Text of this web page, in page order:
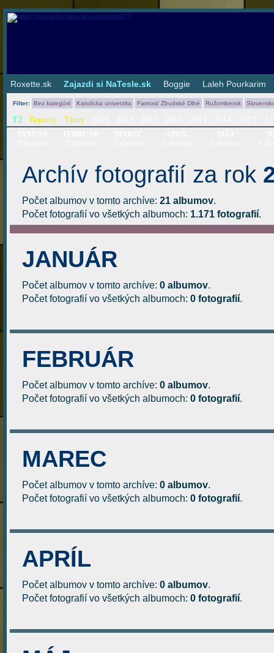
Roxette.sk | Zajazdi si NaTesle.sk | Boggie | Laleh Pourkarim
Filter: Bez kategórií Katolícka univerzita Farnosť Zbudské Dlhé Ružomberok
T2 Reporty Témy
Archív fotografií za rok
Počet albumov v tomto archíve: 21 albumov.
Počet fotografií vo všetkých albumoch: 1.171 fotografií.
JANUÁR
Počet albumov v tomto archíve: 0 albumov.
Počet fotografií vo všetkých albumoch: 0 fotografií.
FEBRUÁR
Počet albumov v tomto archíve: 0 albumov.
Počet fotografií vo všetkých albumoch: 0 fotografií.
MAREC
Počet albumov v tomto archíve: 0 albumov.
Počet fotografií vo všetkých albumoch: 0 fotografií.
APRÍL
Počet albumov v tomto archíve: 0 albumov.
Počet fotografií vo všetkých albumoch: 0 fotografií.